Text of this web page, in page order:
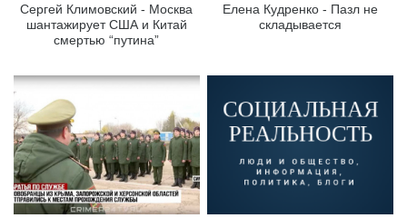
Сергей Климовский - Москва
шантажирует США и Китай
смертью “путина”
Елена Кудренко - Пазл не
складывается